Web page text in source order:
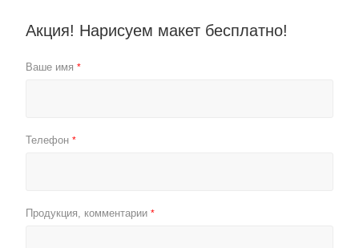
Акция! Нарисуем макет бесплатно!
Ваше имя *
Телефон *
Продукция, комментарии *